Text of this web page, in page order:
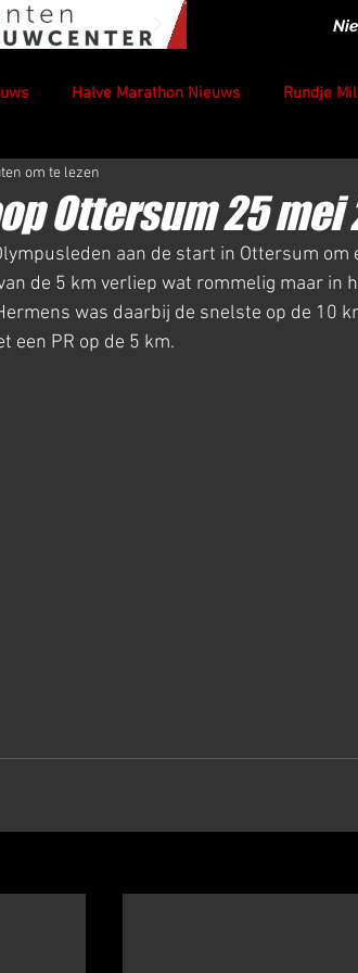
Halve Marathon Nieuws Rundje
Ottersum 25 mei
om te lezen
aan de start in Ottersum
de 5 km verliep wat rommelig maar in
was daarbij de snelste op de 10
een PR op de 5 km.